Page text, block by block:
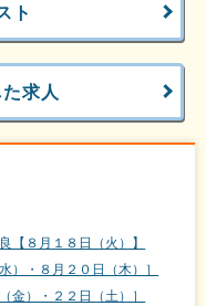
ト
求人
【８月１８日（火）】
・８月２０日（木）］
金）・２２日（土）］